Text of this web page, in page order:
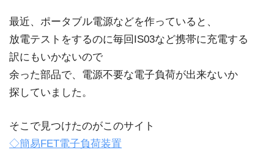
最近、ポータブル電源などを作っていると、
放電テストをするのに毎回IS03など携帯に充電する
訳にもいかないので
余った部品で、電源不要な電子負荷が出来ないか
探していました。
そこで見つけたのがこのサイト
◇簡易FET電子負荷装置